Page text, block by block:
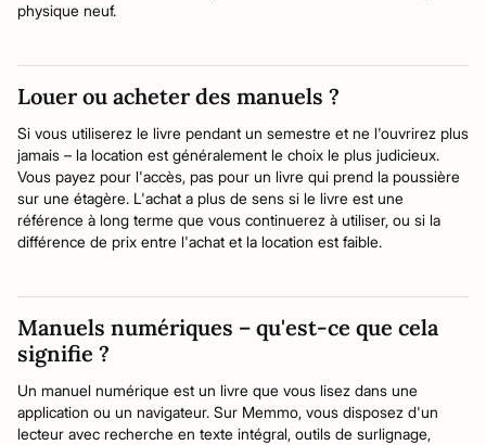
physique neuf.
Louer ou acheter des manuels ?
Si vous utiliserez le livre pendant un semestre et ne l'ouvrirez plus
jamais – la location est généralement le choix le plus judicieux.
Vous payez pour l'accès, pas pour un livre qui prend la poussière
sur une étagère. L'achat a plus de sens si le livre est une
référence à long terme que vous continuerez à utiliser, ou si la
différence de prix entre l'achat et la location est faible.
Manuels numériques – qu'est-ce que cela
signifie ?
Un manuel numérique est un livre que vous lisez dans une
application ou un navigateur. Sur Memmo, vous disposez d'un
lecteur avec recherche en texte intégral, outils de surlignage,